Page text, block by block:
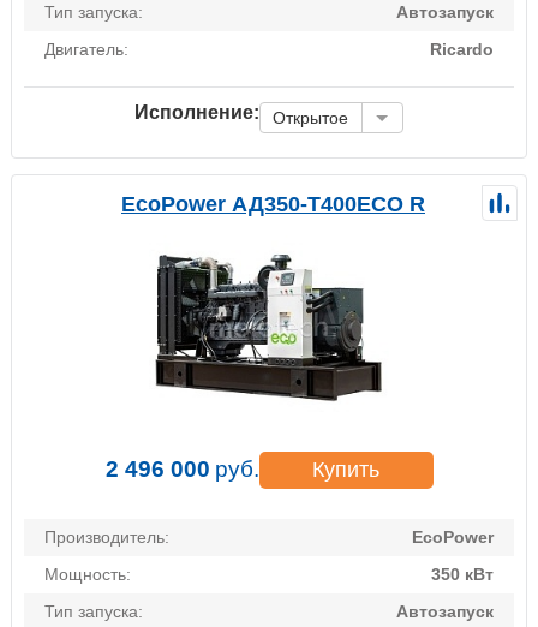
Тип запуска:
Автозапуск
Двигатель:
Ricardo
Исполнение: Открытое
EcoPower АД350-T400ECO R
2 496 000 руб. Купить
Производитель:
EcoPower
Мощность:
350 кВт
Тип запуска:
Автозапуск